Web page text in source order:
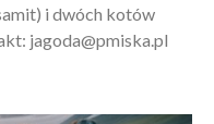
i dwóch kotów
jagoda@pmiska.pl